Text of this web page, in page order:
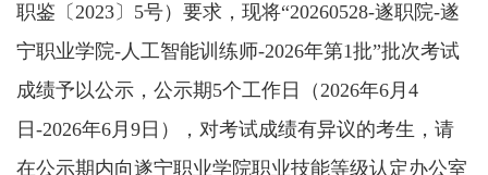
职鉴〔 2023 〕 5号）要求，现将“20260528-遂职院-遂
宁职业学院-人工智能训练师-2026年第1批”批次考试
成绩予以公示，公示期5个工作日（2026年6月 4
日 -2026年6月 9 日），对考试成绩有异议的考生，请
在公示期内向遂宁职业学院职业技能等级认定办公室